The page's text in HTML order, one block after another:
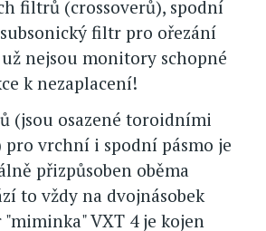
filtrů (crossoverů), spodní
filtr pro ořezání
nejsou monitory schopné
k nezaplacení!
(jsou osazené toroidními
vrchní i spodní pásmo je
přizpůsoben oběma
to vždy na dvojnásobek
VXT 4 je kojen